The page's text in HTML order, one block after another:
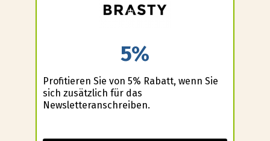
5%
Profitieren Sie von 5% Rabatt, wenn Sie
sich zusätzlich für das
Newsletteranschreiben.